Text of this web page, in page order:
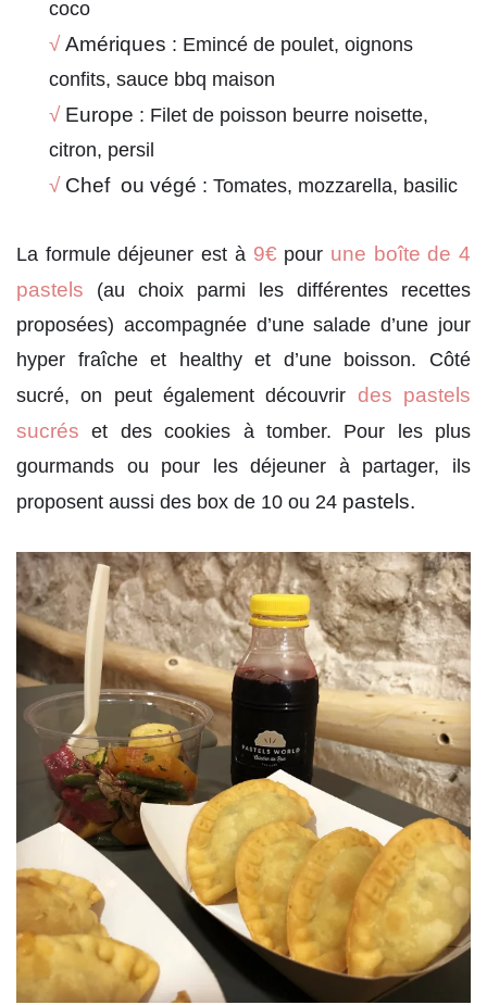
coco
√ Amériques : Emincé de poulet, oignons
confits, sauce bbq maison
√ Europe : Filet de poisson beurre noisette,
citron, persil
√ Chef ou végé : Tomates, mozzarella, basilic
La formule déjeuner est à 9€ pour une boîte de 4
pastels (au choix parmi les différentes recettes
proposées) accompagnée d’une salade d’une jour
hyper fraîche et healthy et d’une boisson. Côté
sucré, on peut également découvrir des pastels
sucréset des cookies à tomber. Pour les plus
gourmands ou pour les déjeuner à partager, ils
proposent aussi des box de 10 ou 24 pastels.